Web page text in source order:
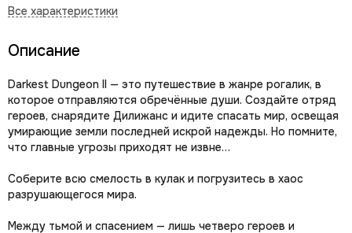
Описание
Darkest Dungeon II — это путешествие в жанре рогалик, в
которое отправляются обречённые души. Создайте отряд
героев, снарядите Дилижанс и идите спасать мир, освещая
умирающие земли последней искрой надежды. Но помните,
что главные угрозы приходят не извне…
Соберите всю смелость в кулак и погрузитесь в хаос
разрушающегося мира.
Между тьмой и спасением — лишь четверо героев и